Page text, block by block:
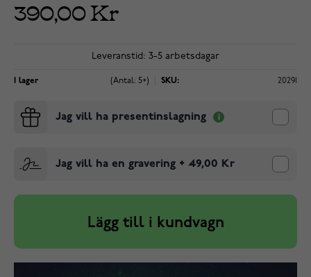
390,00 Kr
Leveranstid: 3-5 arbetsdagar
I lager (Antal: 5+) SKU: 20291
Jag vill ha presentinslagning
Jag vill ha en gravering + 49,00 Kr
Lägg till i kundvagn